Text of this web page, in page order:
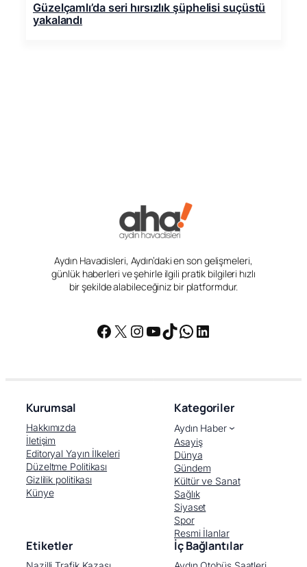
Güzelçamlı’da seri hırsızlık şüphelisi suçüstü
yakalandı
Aydın Havadisleri, Aydın’daki en son gelişmeleri,
günlük haberleri ve şehirle ilgili pratik bilgileri hızlı
bir şekilde alabileceğiniz bir platformdur.
Facebook
X Instagram
YouTube
TikTok
WhatsApp
LinkedIn
Kurumsal
Hakkımızda
İletişim
Editoryal Yayın İlkeleri
Düzeltme Politikası
Gizlilik politikası
Künye
Kategoriler
Aydın Haber
Asayiş
Dünya
Gündem
Kültür ve Sanat
Sağlık
Siyaset
Spor
Resmi İlanlar
Etiketler İç Bağlantılar